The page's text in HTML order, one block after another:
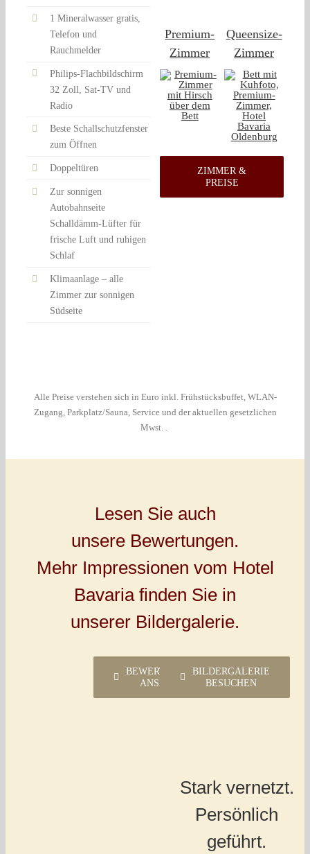
1 Mineralwasser gratis,
Telefon und
Rauchmelder
Philips-Flachbildschirm
32 Zoll, Sat-TV und
Radio
Beste Schallschutzfenster
zum Öffnen
Doppeltüren
Zur sonnigen
Autobahnseite
Schalldämm-Lüfter für
frische Luft und ruhigen
Schlaf
Klimaanlage – alle
Zimmer zur sonnigen
Südseite
Premium-
Zimmer
Queensize-
Zimmer
ZIMMER &
PREISE
Alle Preise verstehen sich in Euro inkl. Frühstücksbuffet, WLAN-
Zugang, Parkplatz/Sauna, Service und der aktuellen gesetzlichen
Mwst. .
Lesen Sie auch
unsere Bewertungen.
Mehr Impressionen vom Hotel
Bavaria finden Sie in
unserer Bildergalerie.
BEWERTUNGEN
ANSEHEN
BILDERGALERIE
BESUCHEN
Stark vernetzt.
Persönlich
geführt.